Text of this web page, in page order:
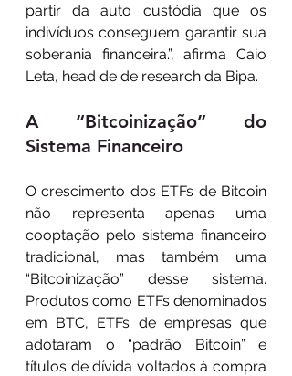
partir da auto custódia que os
indivíduos conseguem garantir sua
soberania financeira.”, afirma Caio
Leta, head de de research da Bipa.
A “Bitcoinização” do
Sistema Financeiro
O crescimento dos ETFs de Bitcoin
não representa apenas uma
cooptação pelo sistema financeiro
tradicional, mas também uma
“Bitcoinização” desse sistema.
Produtos como ETFs denominados
em BTC, ETFs de empresas que
adotaram o “padrão Bitcoin” e
títulos de dívida voltados à compra